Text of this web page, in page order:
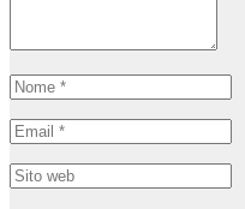
Nome
*
Email
*
Sito
web